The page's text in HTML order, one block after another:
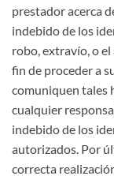
prestador acerca
indebido de los
robo, extravío, o el
fin de proceder a
comuniquen tales
cualquier
indebido de los
autorizados. Por
correcta